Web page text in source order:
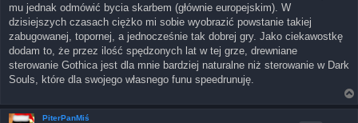
mu jednak odmówić bycia skarbem (głównie europejskim). W
dzisiejszych czasach ciężko mi sobie wyobrazić powstanie takiej
zabugowanej, topornej, a jednocześnie tak dobrej gry. Jako ciekawostkę
dodam to, że przez ilość spędzonych lat w tej grze, drewniane
sterowanie Gothica jest dla mnie bardziej naturalne niż sterowanie w Dark
Souls, które dla swojego własnego funu speedrunuję.
PiterPanMiś